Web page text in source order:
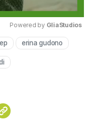
Mute
Powered by GliaStudios
erina gudono